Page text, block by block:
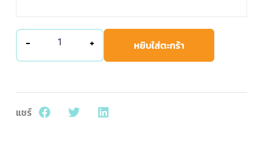
- + หยิบใส่ตะกร้า
แชร์